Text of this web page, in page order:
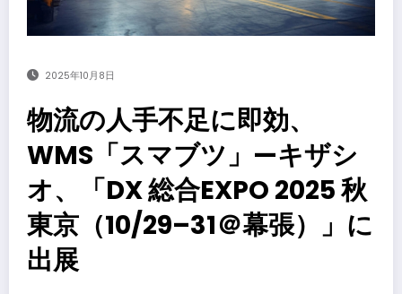
2025年10月8日
物流の人手不足に即効、
WMS「スマブツ」—キザシ
オ、「DX 総合EXPO 2025 秋
東京（10/29–31＠幕張）」に
出展